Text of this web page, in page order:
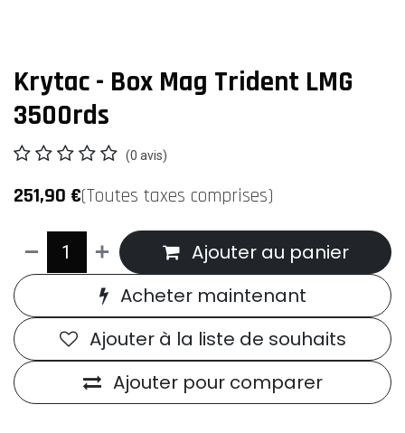
Krytac - Box Mag Trident LMG
3500rds
(0 avis)
251,90 €(Toutes taxes comprises)
Ajouter au panier
Acheter maintenant
Ajouter pour comparer
Ajouter à la liste de souhaits